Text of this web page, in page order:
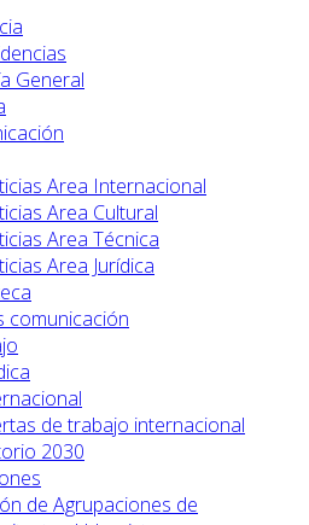
General
Area Internacional
Area Cultural
Area Técnica
Area Jurídica
comunicación
de trabajo internacional
2030
de Agrupaciones de